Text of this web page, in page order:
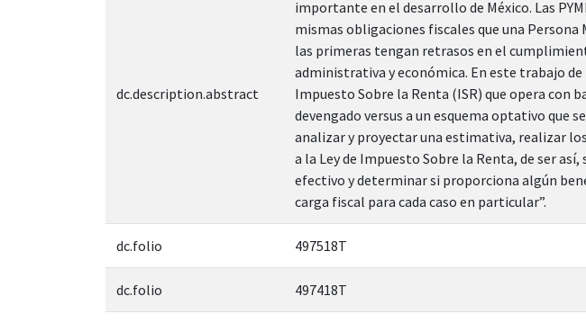
dc.description.abstract
importante en el desarrollo de México. Las
mismas obligaciones fiscales que una
las primeras tengan retrasos en el
administrativa y económica. En este trabajo
Impuesto Sobre la Renta (ISR) que opera con
devengado versus a un esquema optativo que
analizar y proyectar una estimativa, realizar
a la Ley de Impuesto Sobre la Renta, de ser
efectivo y determinar si proporciona algún
carga fiscal para cada caso en particular”.
dc.folio 497518T
dc.folio 497418T